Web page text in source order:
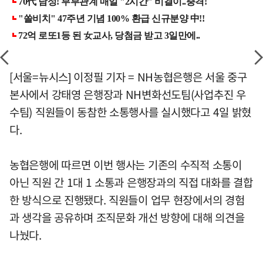
[서울=뉴시스] 이정필 기자 = NH농협은행은 서울 중구
본사에서 강태영 은행장과 NH변화선도팀(사업추진 우
수팀) 직원들이 동참한 소통행사를 실시했다고 4일 밝혔
다.
농협은행에 따르면 이번 행사는 기존의 수직적 소통이
아닌 직원 간 1대 1 소통과 은행장과의 직접 대화를 결합
한 방식으로 진행됐다. 직원들이 업무 현장에서의 경험
과 생각을 공유하며 조직문화 개선 방향에 대해 의견을
나눴다.